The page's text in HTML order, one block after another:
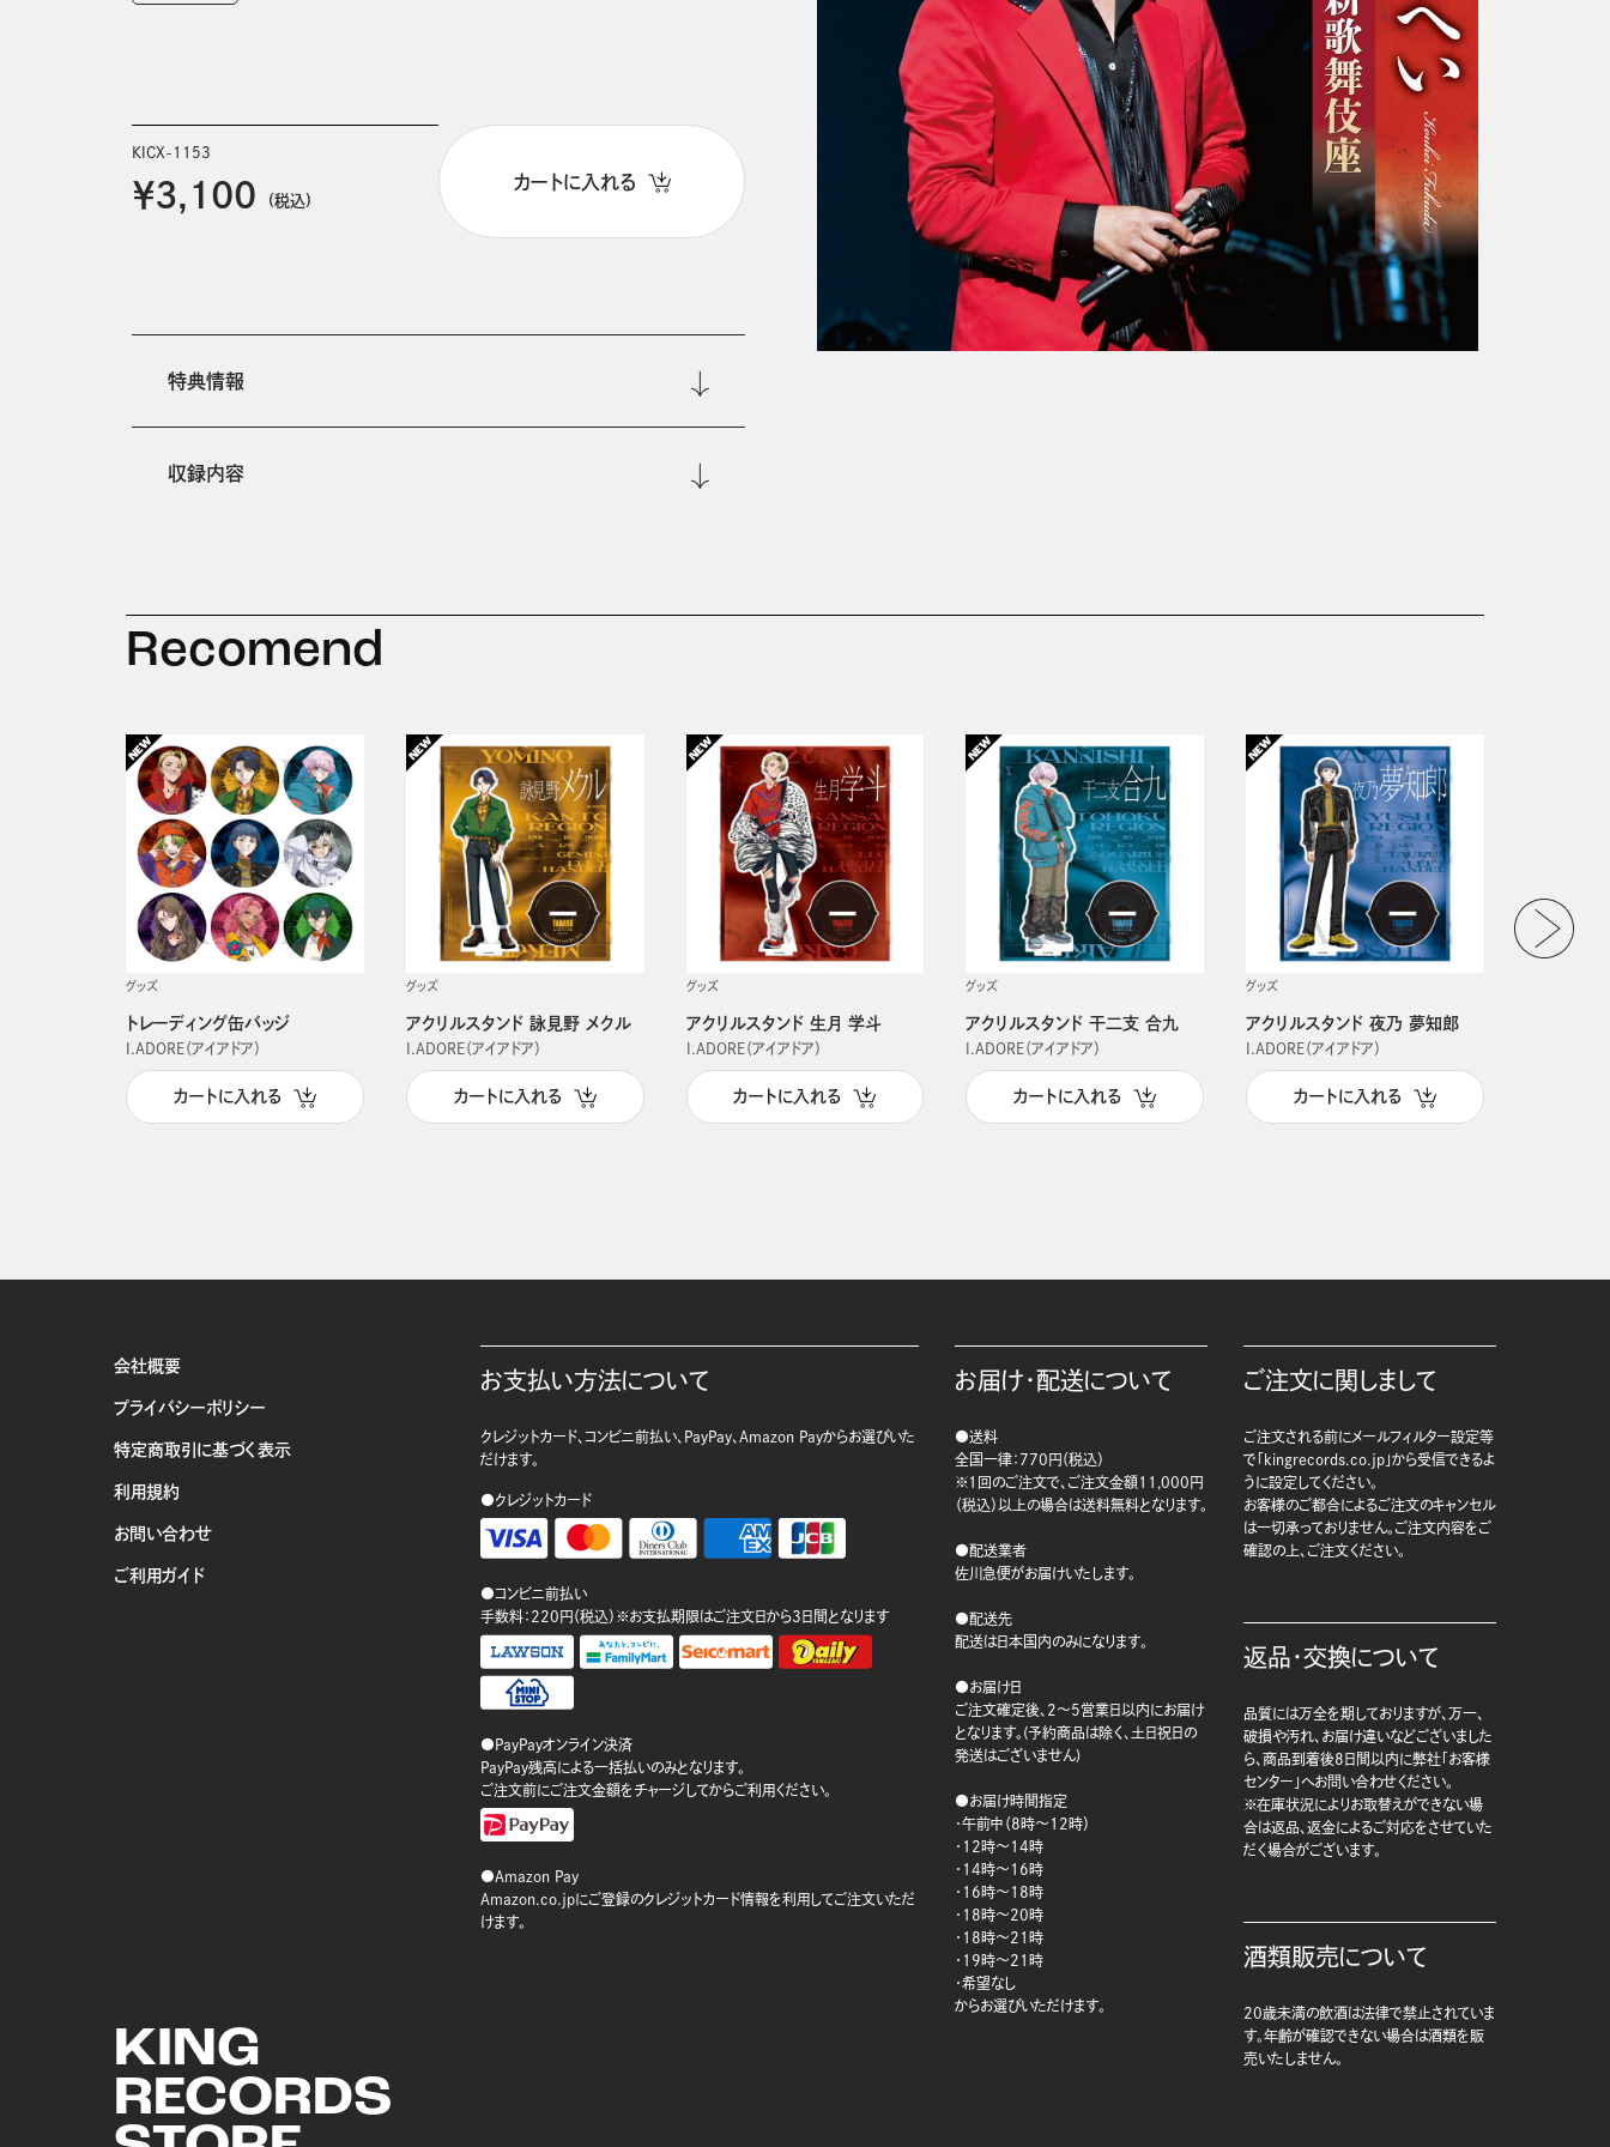
KICX-1153
￥3,100 (税込)
カートに入れる
特典情報
収録内容
Recomend
グッズ
トレーディング缶バッジ
I.ADORE（アイアドア）
カートに入れる
グッズ
アクリルスタンド 詠見野 メクル
I.ADORE（アイアドア）
カートに入れる
グッズ
アクリルスタンド 生月 学斗
I.ADORE（アイアドア）
カートに入れる
グッズ
アクリルスタンド 干二支 合九
I.ADORE（アイアドア）
カートに入れる
グッズ
アクリルスタンド 夜乃 夢知郎
I.ADORE（アイアドア）
カートに入れる
会社概要
プライバシーポリシー
特定商取引に基づく表示
利用規約
お問い合わせ
ご利用ガイド
KING
RECORDS
お支払い方法について
クレジットカード、コンビニ前払い、PayPay、Amazon Payからお選びいた
だけます。
●クレジットカード
●コンビニ前払い
手数料：220円（税込）※お支払期限はご注文日から3日間となります
●PayPayオンライン決済
PayPay残高による一括払いのみとなります。
ご注文前にご注文金額をチャージしてからご利用ください。
●Amazon Pay
Amazon.co.jpにご登録のクレジットカード情報を利用してご注文いただ
けます。
お届け・配送について
●送料
全国一律：770円（税込）
※1回のご注文で、ご注文金額11,000円
（税込）以上の場合は送料無料となります。
●配送業者
佐川急便がお届けいたします。
●配送先
配送は日本国内のみになります。
●お届け日
ご注文確定後、2～5営業日以内にお届け
となります。(予約商品は除く、土日祝日の
発送はございません)
●お届け時間指定
・午前中（8時～12時）
・12時～14時
・14時～16時
・16時～18時
・18時～20時
・18時～21時
・19時～21時
・希望なし
からお選びいただけます。
ご注文に関しまして
ご注文される前にメールフィルター設定等
で「kingrecords.co.jp」から受信できるよ
うに設定してください。
お客様のご都合によるご注文のキャンセル
は一切承っておりません。ご注文内容をご
確認の上、ご注文ください。
返品・交換について
品質には万全を期しておりますが、万一、
破損や汚れ、お届け違いなどございました
ら、商品到着後8日間以内に弊社「お客様
センター」へお問い合わせください。
※在庫状況によりお取替えができない場
合は返品、返金によるご対応をさせていた
だく場合がございます。
酒類販売について
20歳未満の飲酒は法律で禁止されていま
す。年齢が確認できない場合は酒類を販
売いたしません。